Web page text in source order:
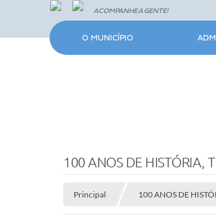
ACOMPANHE A GENTE!
O MUNICÍPIO
100 ANOS DE HISTÓRIA,
Principal 100 ANOS DE